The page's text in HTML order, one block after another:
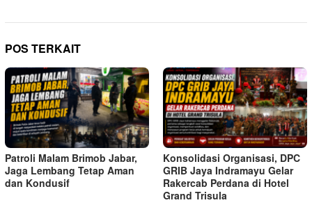
POS TERKAIT
Patroli Malam Brimob Jabar,
Jaga Lembang Tetap Aman
dan Kondusif
Konsolidasi Organisasi, DPC
GRIB Jaya Indramayu Gelar
Rakercab Perdana di Hotel
Grand Trisula